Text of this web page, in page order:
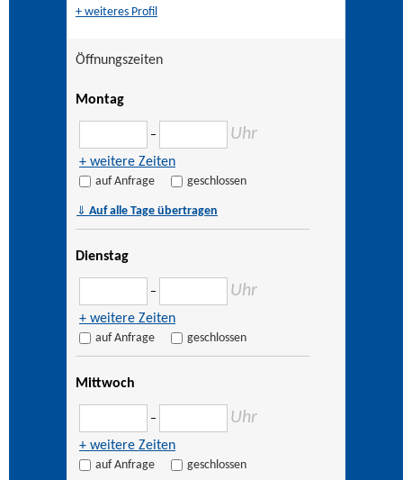
+ weiteres Profil
Öffnungszeiten
Montag
– Uhr
+ weitere Zeiten
auf Anfrage geschlossen
⇓ Auf alle Tage übertragen
Dienstag
– Uhr
+ weitere Zeiten
auf Anfrage geschlossen
Mittwoch
– Uhr
+ weitere Zeiten
auf Anfrage geschlossen